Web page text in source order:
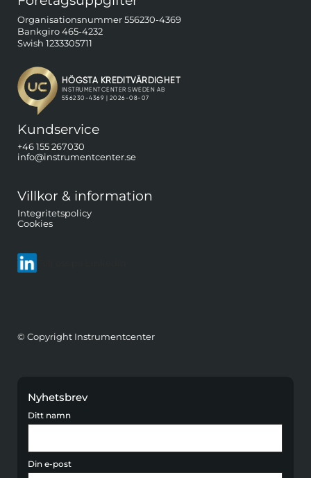
Organisationsnummer 556230-4369
Bankgiro 465-4232
Swish 1233305711
Kundservice
+46 155 267030
info@instrumentcenter.se
Villkor & information
Integritetspolicy
Cookies
© Copyright Instrumentcenter
Nyhetsbrev
Ditt namn
Din e-post